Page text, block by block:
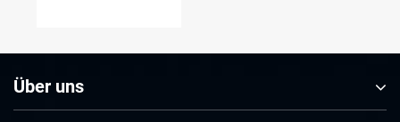
Über uns